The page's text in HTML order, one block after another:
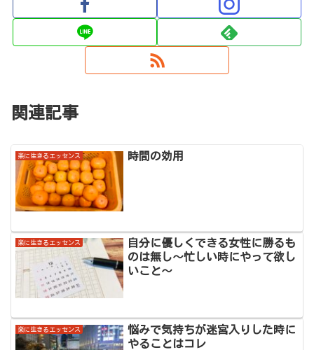
関連記事
楽に生きるエッセンス 時間の効用
楽に生きるエッセンス
自分に優しくできる女性に勝るも
のは無し～忙しい時にやって欲し
いこと～
楽に生きるエッセンス
悩みで気持ちが迷宮入りした時に
やることはコレ